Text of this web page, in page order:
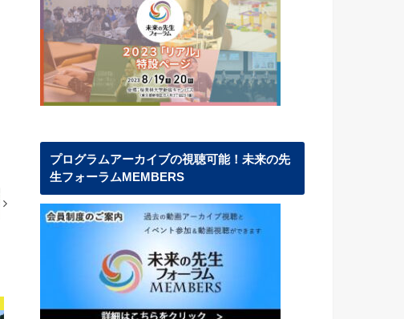
プログラムアーカイブの視聴可能！未来の先
生フォーラムMEMBERS